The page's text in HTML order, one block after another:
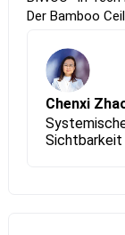
Der Bamboo
Wurzeln vom
Qualifikation.
sich mit
In diesem Talk
strukturellen
Chenxi
Sichtbarkeit